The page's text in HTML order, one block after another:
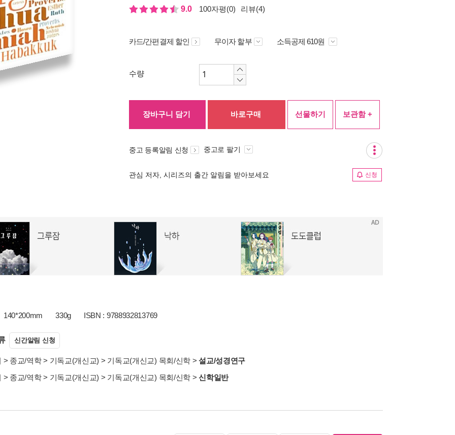
9.0
100자평(0) 리뷰(4)
카드/간편결제 할인 무이자 할부 소득공제 610원
수량
장바구니 담기 바로구매 선물하기 보관함 +
중고 등록알림 신청 중고로 팔기
관심 저자, 시리즈의 출간 알림을 받아보세요 신청
140*200mm 330g ISBN : 9788932813769
신간알림 신청
> 종교/역학> 기독교(개신교) > 기독교(개신교) 목회/신학 >설교/성경연구
> 종교/역학> 기독교(개신교) > 기독교(개신교) 목회/신학 >신학일반